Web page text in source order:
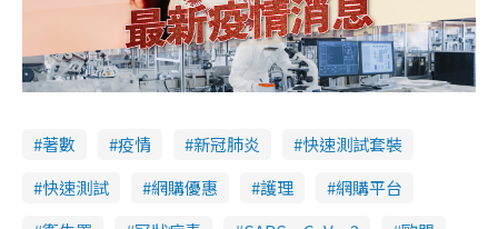
著數 疫情 新冠肺炎
快速測試套裝
快速測試
網購優惠 護理
網購平台